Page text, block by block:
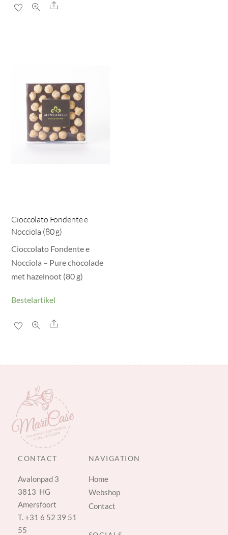
Share
Cioccolato Fondente e
Nocciola (80 g)
Cioccolato Fondente e
Nocciola – Pure chocolade
met hazelnoot (80 g)
Bestelartikel
Share
CONTACT
Avalonpad 3
3813 HG
Amersfoort
T.+31 6 52 39 51
55
NAVIGATION
Home
Webshop
Contact